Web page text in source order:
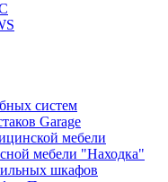
систем
Garage
мебели
мебели "Находка"
шкафов